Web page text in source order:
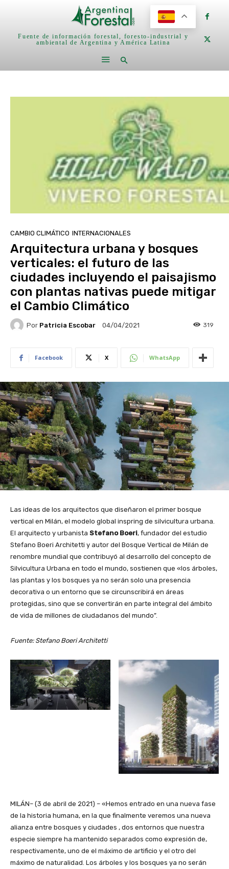
Fuente de información forestal, foresto-industrial y
ambiental de Argentina y América Latina
CAMBIO CLIMÁTICO INTERNACIONALES
Arquitectura urbana y bosques
verticales: el futuro de las
ciudades incluyendo el paisajismo
con plantas nativas puede mitigar
el Cambio Climático
Por Patricia Escobar 04/04/2021 319
Facebook X WhatsApp
Las ideas de los arquitectos que diseñaron el primer bosque
vertical en Milán, el modelo global inspring de silvicultura urbana.
El arquitecto y urbanista Stefano Boeri, fundador del estudio
Stefano Boeri Architetti y autor del Bosque Vertical de Milán de
renombre mundial que contribuyó al desarrollo del concepto de
Silvicultura Urbana en todo el mundo, sostienen que «los árboles,
las plantas y los bosques ya no serán solo una presencia
decorativa o un entorno que se circunscribirá en áreas
protegidas, sino que se convertirán en parte integral del ámbito
de vida de millones de ciudadanos del mundo”.
Fuente: Stefano Boeri Architetti
MILÁN– (3 de abril de 2021) – «Hemos entrado en una nueva fase
de la historia humana, en la que finalmente veremos una nueva
alianza entre bosques y ciudades , dos entornos que nuestra
especie siempre ha mantenido separados como expresión de,
respectivamente, uno de el máximo de artificio y el otro del
máximo de naturalidad. Los árboles y los bosques ya no serán